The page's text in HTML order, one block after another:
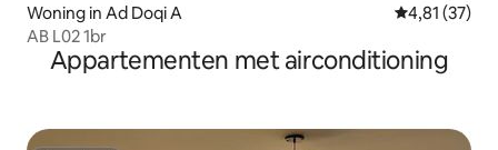
Woning in Ad Doqi A Gemiddelde
4,81 (37)
AB L02 1br
Appartementen met airconditioning